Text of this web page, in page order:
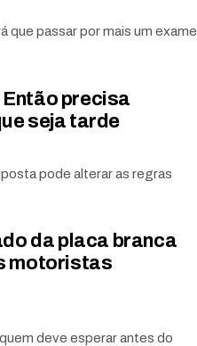
que passar por mais um exame.
precisa
seja tarde
pode alterar as regras
da placa branca
motoristas
deve esperar antes do